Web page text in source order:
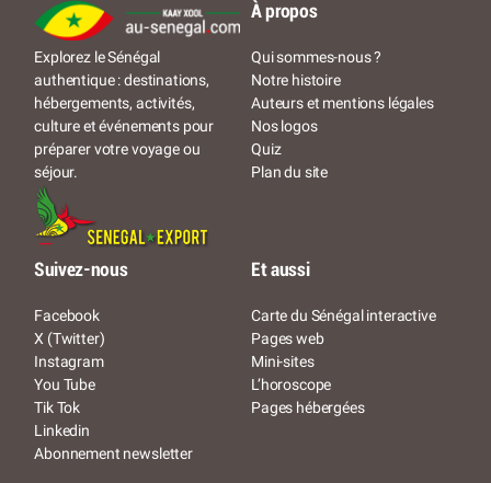
Explorez le Sénégal
authentique : destinations,
hébergements, activités,
culture et événements pour
préparer votre voyage ou
séjour.
À propos
Qui sommes-nous ?
Notre histoire
Auteurs et mentions légales
Nos logos
Quiz
Plan du site
Suivez-nous
Facebook
X (Twitter)
Instagram
You Tube
Tik Tok
Linkedin
Abonnement newsletter
Et aussi
Carte du Sénégal interactive
Pages web
Mini-sites
L’horoscope
Pages hébergées